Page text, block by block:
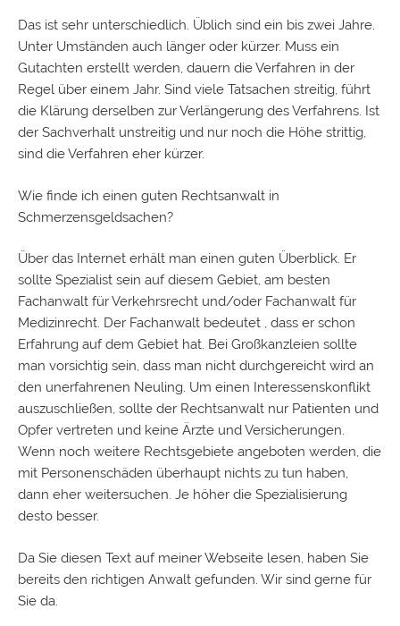
Das ist sehr unterschiedlich. Üblich sind ein bis zwei Jahre.
Unter Umständen auch länger oder kürzer. Muss ein
Gutachten erstellt werden, dauern die Verfahren in der
Regel über einem Jahr. Sind viele Tatsachen streitig, führt
die Klärung derselben zur Verlängerung des Verfahrens. Ist
der Sachverhalt unstreitig und nur noch die Höhe strittig,
sind die Verfahren eher kürzer.
Wie finde ich einen guten Rechtsanwalt in
Schmerzensgeldsachen?
Über das Internet erhält man einen guten Überblick. Er
sollte Spezialist sein auf diesem Gebiet, am besten
Fachanwalt für Verkehrsrecht und/oder Fachanwalt für
Medizinrecht. Der Fachanwalt bedeutet , dass er schon
Erfahrung auf dem Gebiet hat. Bei Großkanzleien sollte
man vorsichtig sein, dass man nicht durchgereicht wird an
den unerfahrenen Neuling. Um einen Interessenskonflikt
auszuschließen, sollte der Rechtsanwalt nur Patienten und
Opfer vertreten und keine Ärzte und Versicherungen.
Wenn noch weitere Rechtsgebiete angeboten werden, die
mit Personenschäden überhaupt nichts zu tun haben,
dann eher weitersuchen. Je höher die Spezialisierung
desto besser.
Da Sie diesen Text auf meiner Webseite lesen, haben Sie
bereits den richtigen Anwalt gefunden. Wir sind gerne für
Sie da.